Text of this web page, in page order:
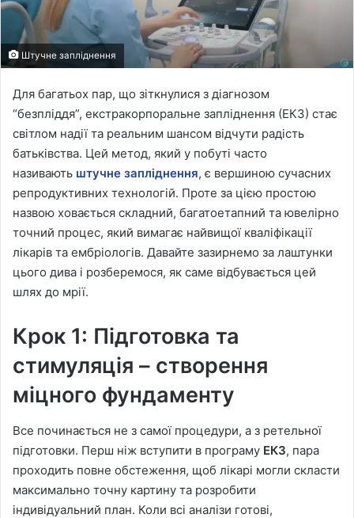
Штучне запліднення
Для багатьох пар, що зіткнулися з діагнозом
“безпліддя”, екстракорпоральне запліднення (ЕКЗ) стає
світлом надії та реальним шансом відчути радість
батьківства. Цей метод, який у побуті часто
називають штучне запліднення, є вершиною сучасних
репродуктивних технологій. Проте за цією простою
назвою ховається складний, багатоетапний та ювелірно
точний процес, який вимагає найвищої кваліфікації
лікарів та ембріологів. Давайте зазирнемо за лаштунки
цього дива і розберемося, як саме відбувається цей
шлях до мрії.
Крок 1: Підготовка та
стимуляція – створення
міцного фундаменту
Все починається не з самої процедури, а з ретельної
підготовки. Перш ніж вступити в програму ЕКЗ, пара
проходить повне обстеження, щоб лікарі могли скласти
максимально точну картину та розробити
індивідуальний план. Коли всі аналізи готові,